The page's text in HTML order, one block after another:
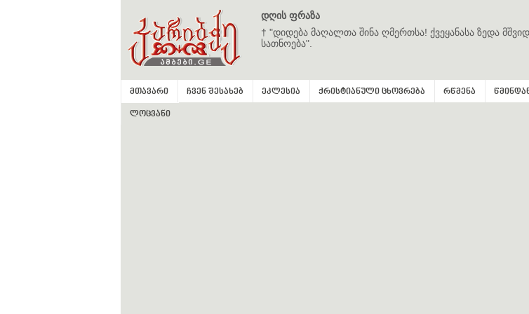
დღის ფრაზა
† "დიდება მაღალთა შინა ღმერთსა! ქვეყანასა ზედა
სათნოება".
მთავარი ჩვენ შესახებ ეკლესია ქრისტიანული ცხოვრება რწმენა
ლოცვანი